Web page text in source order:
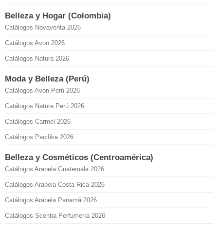
Belleza y Hogar (Colombia)
Catálogos Novaventa 2026
Catálogos Avon 2026
Catálogos Natura 2026
Moda y Belleza (Perú)
Catálogos Avon Perú 2026
Catálogos Natura Perú 2026
Catálogos Carmel 2026
Catálogos Pacifika 2026
Belleza y Cosméticos (Centroamérica)
Catálogos Arabela Guatemala 2026
Catálogos Arabela Costa Rica 2026
Catálogos Arabela Panamá 2026
Catálogos Scentia Perfumería 2026